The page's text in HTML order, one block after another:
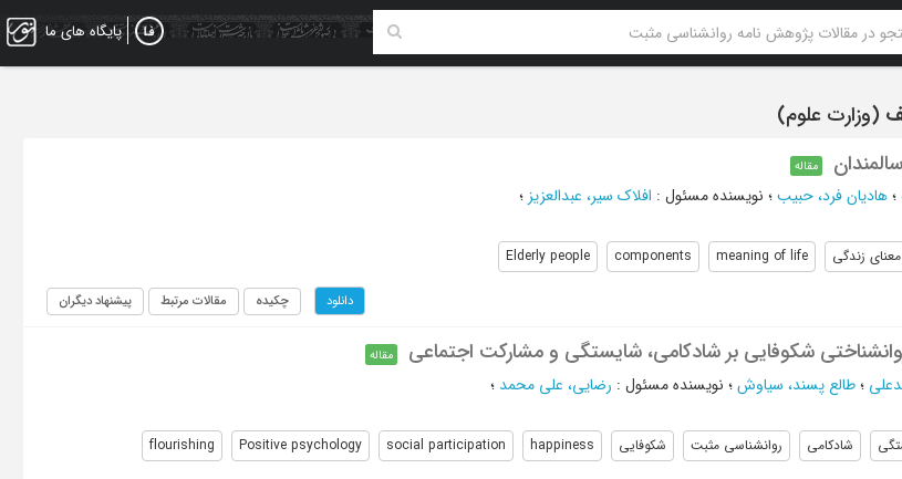
پایگاه های ما
(وزارت علوم)
مقاله
؛هادیان فرد، حبیب؛ نویسنده مسئول : افلاک سیر، عبدالعزیز ؛
معنای زندگی meaning of life
components
Elderly people
دانلود چکیده مقالات مرتبط پیشنهاد دیگران
شکوفایی بر شادکامی، شایستگی و مشارکت اجتماعی مقاله
؛طالع پسند، سیاوش؛ نویسنده مسئول : رضایی، علی محمد ؛
شادکامی روانشناسی مثبت شکوفایی happiness
social participation
Positive psychology
flourishing